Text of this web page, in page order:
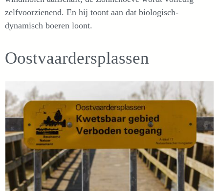
zelfvoorzienend. En hij toont aan dat biologisch-
dynamisch boeren loont.
Oostvaardersplassen